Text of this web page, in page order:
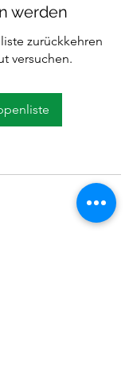
werden
zurückkehren
versuchen.